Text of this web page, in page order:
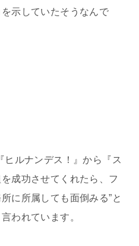
示していたそうなんで
ヒルナンデス！』から『ス
成功させてくれたら、フ
に所属しても面倒みる”と
われています。